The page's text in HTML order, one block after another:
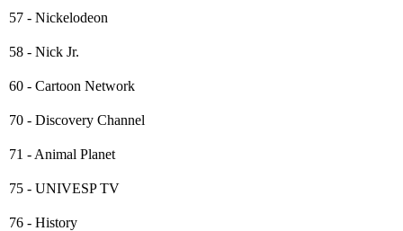
57 - Nickelodeon
58 - Nick Jr.
60 - Cartoon Network
70 - Discovery Channel
71 - Animal Planet
75 - UNIVESP TV
76 - History